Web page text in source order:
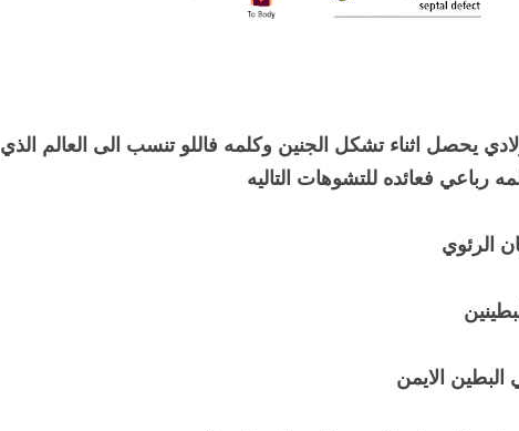
يحصل اثناء تشكل الجنين وكلمه فاللو تنسب الى العالم الذي
رباعي فعائده للتشوهات التاليه
الرئوي
الايمن